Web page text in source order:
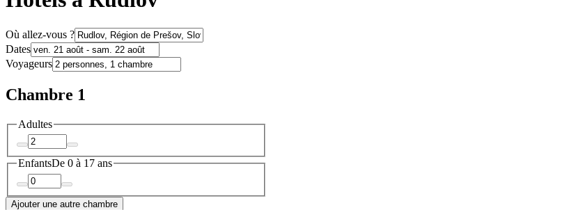
Où allez-vous ?
Dates
Voyageurs
Chambre 1
Adultes
EnfantsDe 0 à 17 ans
Ajouter une autre chambre